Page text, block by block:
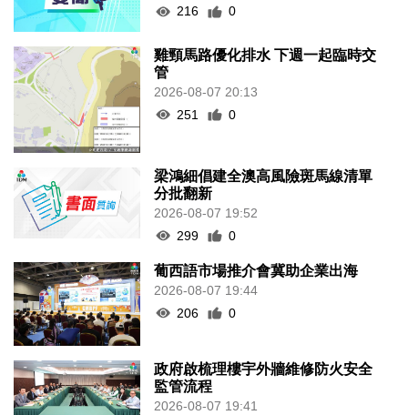
216
0
雞頸馬路優化排水 下週一起臨時交
管
2026-08-07 20:13
251
0
梁鴻細倡建全澳高風險斑馬線清單
分批翻新
2026-08-07 19:52
299
0
葡西語市場推介會冀助企業出海
2026-08-07 19:44
206
0
政府啟梳理樓宇外牆維修防火安全
監管流程
2026-08-07 19:41